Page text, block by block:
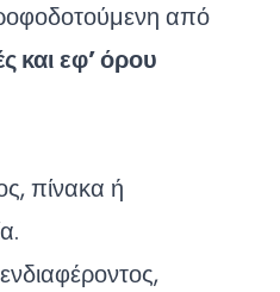
από
και εφ’ όρου
πίνακα ή